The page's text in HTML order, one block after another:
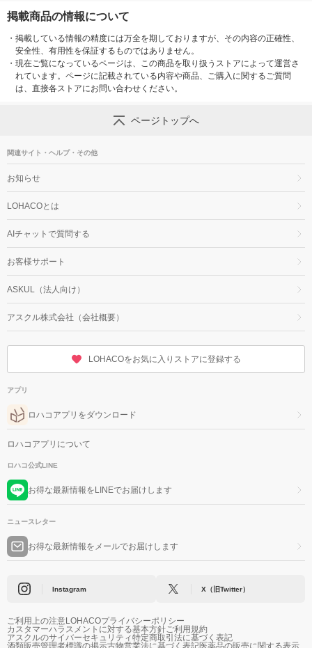
掲載商品の情報について
・ 掲載している情報の精度には万全を期しておりますが、その内容の正確性、
安全性、有用性を保証するものではありません。
・ 現在ご覧になっているページは、この商品を取り扱うストアによって運営さ
れています。ページに記載されている内容や商品、ご購入に関するご質問
は、直接各ストアにお問い合わせください。
ページトップへ
関連サイト・ヘルプ・その他
お知らせ
LOHACOとは
AIチャットで質問する
お客様サポート
ASKUL（法人向け）
アスクル株式会社（会社概要）
LOHACOをお気に入りストアに登録する
アプリ
ロハコアプリをダウンロード
ロハコアプリについて
ロハコ公式LINE
お得な最新情報をLINEでお届けします
ニュースレター
お得な最新情報をメールでお届けします
Instagram X（旧Twitter）
ご利用上の注意LOHACOプライバシーポリシー
カスタマーハラスメントに対する基本方針ご利用規約
アスクルのサイバーセキュリティ特定商取引法に基づく表記